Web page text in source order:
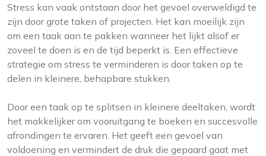
Stress kan vaak ontstaan door het gevoel overweldigd te
zijn door grote taken of projecten. Het kan moeilijk zijn
om een taak aan te pakken wanneer het lijkt alsof er
zoveel te doen is en de tijd beperkt is. Een effectieve
strategie om stress te verminderen is door taken op te
delen in kleinere, behapbare stukken.
Door een taak op te splitsen in kleinere deeltaken, wordt
het makkelijker om vooruitgang te boeken en succesvolle
afrondingen te ervaren. Het geeft een gevoel van
voldoening en vermindert de druk die gepaard gaat met